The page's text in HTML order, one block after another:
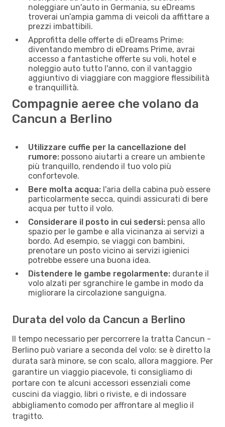
noleggiare un'auto in Germania, su eDreams
troverai un’ampia gamma di veicoli da affittare a
prezzi imbattibili.
Approfitta delle offerte di eDreams Prime:
diventando membro di eDreams Prime, avrai
accesso a fantastiche offerte su voli, hotel e
noleggio auto tutto l'anno, con il vantaggio
aggiuntivo di viaggiare con maggiore flessibilità
e tranquillità.
Compagnie aeree che volano da
Cancun a Berlino
Utilizzare cuffie per la cancellazione del
rumore: possono aiutarti a creare un ambiente
più tranquillo, rendendo il tuo volo più
confortevole.
Bere molta acqua: l'aria della cabina può essere
particolarmente secca, quindi assicurati di bere
acqua per tutto il volo.
Considerare il posto in cui sedersi: pensa allo
spazio per le gambe e alla vicinanza ai servizi a
bordo. Ad esempio, se viaggi con bambini,
prenotare un posto vicino ai servizi igienici
potrebbe essere una buona idea.
Distendere le gambe regolarmente: durante il
volo alzati per sgranchire le gambe in modo da
migliorare la circolazione sanguigna.
Durata del volo da Cancun a Berlino
Il tempo necessario per percorrere la tratta Cancun -
Berlino può variare a seconda del volo: se è diretto la
durata sarà minore, se con scalo, allora maggiore. Per
garantire un viaggio piacevole, ti consigliamo di
portare con te alcuni accessori essenziali come
cuscini da viaggio, libri o riviste, e di indossare
abbigliamento comodo per affrontare al meglio il
tragitto.